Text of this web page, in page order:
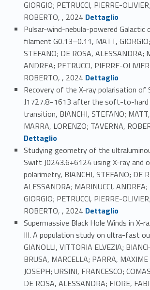
GIORGIO; PETRUCCI, PIERRE-
ROBERTO, , 2024 Link identifier #identifier_person_198008-49
Dettaglio
Pulsar-wind-nebula-powered Galactic
filament G0.13–0.11, MATT,
STEFANO; DE ROSA, ALESSANDRA;
ANDREA; PETRUCCI, PIERRE-
ROBERTO, , 2024 Link identifier #identifier_person_50200-50
Dettaglio
Recovery of the X-ray polarisation of
J1727.8−1613 after the soft-to-hard
transition, BIANCHI, STEFANO;
MARRA, LORENZO; TAVERNA,
Dettaglio
Studying geometry of the
Swift J0243.6+6124 using X-ray and
polarimetry, BIANCHI, STEFANO; DE
ALESSANDRA; MARINUCCI,
GIORGIO; PETRUCCI, PIERRE-
ROBERTO, , 2024 Link identifier #identifier_person_33572-52
Dettaglio
Supermassive Black Hole Winds in X-
III. A population study on ultra-fast
GIANOLLI, VITTORIA ELVEZIA;
BRUSA, MARCELLA; PARRA,
JOSEPH; URSINI, FRANCESCO;
DE ROSA, ALESSANDRA; FIORE,